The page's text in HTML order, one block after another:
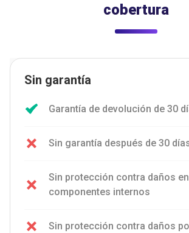
cobertura
Sin garantía
Garantía de devolución de 30
Sin garantía después de 30
Sin protección contra daños
componentes internos
Sin protección contra daños